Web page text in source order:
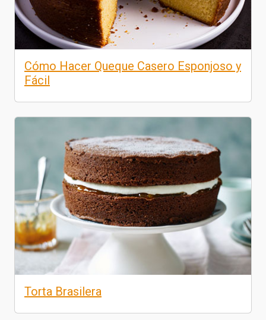
Cómo Hacer Queque Casero Esponjoso y
Fácil
Torta Brasilera